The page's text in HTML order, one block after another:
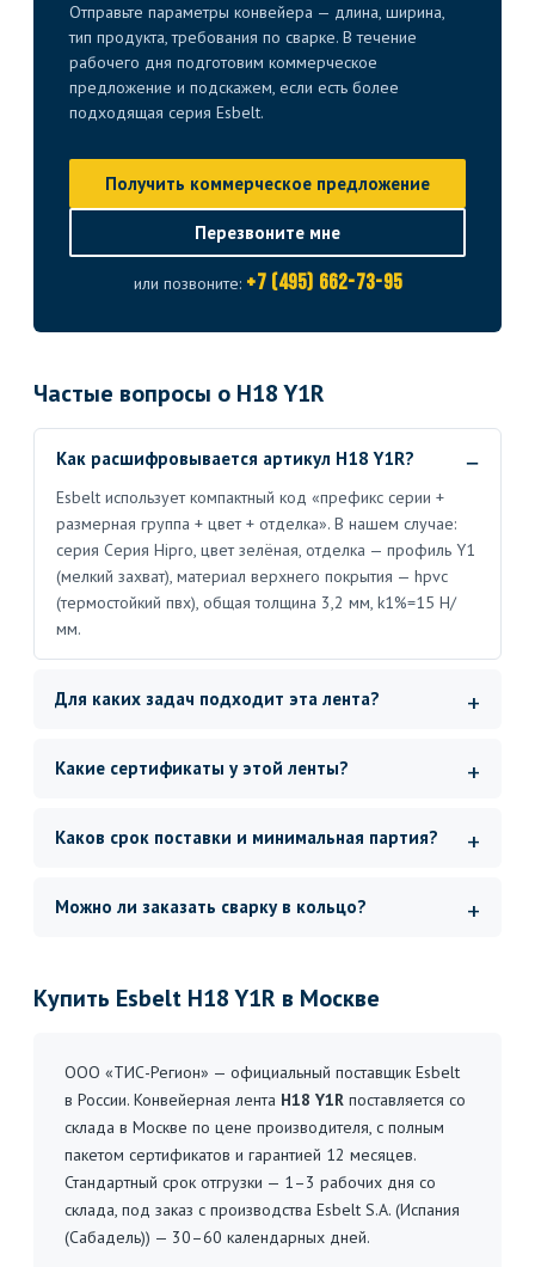
Отправьте параметры конвейера — длина, ширина,
тип продукта, требования по сварке. В течение
рабочего дня подготовим коммерческое
предложение и подскажем, если есть более
подходящая серия Esbelt.
Получить коммерческое предложение
Перезвоните мне
или позвоните: +7 (495) 662-73-95
Частые вопросы о H18 Y1R
Как расшифровывается артикул H18 Y1R?
Esbelt использует компактный код «префикс серии +
размерная группа + цвет + отделка». В нашем случае:
серия Серия Hipro, цвет зелёная, отделка — профиль Y1
(мелкий захват), материал верхнего покрытия — hpvc
(термостойкий пвх), общая толщина 3,2 мм, k1%=15 Н/
мм.
Для каких задач подходит эта лента?
Какие сертификаты у этой ленты?
Каков срок поставки и минимальная партия?
Можно ли заказать сварку в кольцо?
Купить Esbelt H18 Y1R в Москве
ООО «ТИС-Регион» — официальный поставщик Esbelt
в России. Конвейерная лента H18 Y1R поставляется со
склада в Москве по цене производителя, с полным
пакетом сертификатов и гарантией 12 месяцев.
Стандартный срок отгрузки — 1–3 рабочих дня со
склада, под заказ с производства Esbelt S.A. (Испания
(Сабадель)) — 30–60 календарных дней.